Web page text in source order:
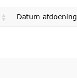
Datum afdoening